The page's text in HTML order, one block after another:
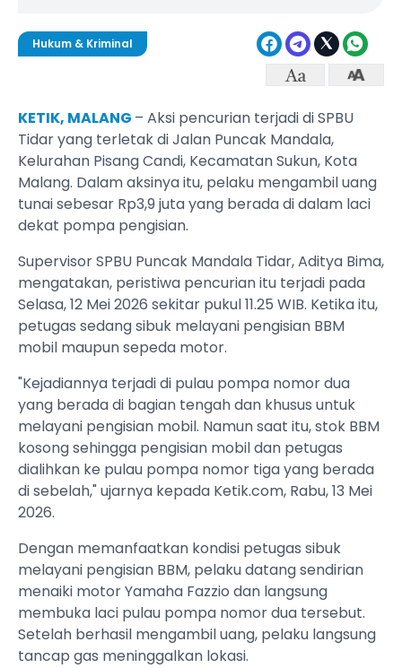
Hukum & Kriminal
KETIK, MALANG – Aksi pencurian terjadi di SPBU
Tidar yang terletak di Jalan Puncak Mandala,
Kelurahan Pisang Candi, Kecamatan Sukun, Kota
Malang. Dalam aksinya itu, pelaku mengambil uang
tunai sebesar Rp3,9 juta yang berada di dalam laci
dekat pompa pengisian.
Supervisor SPBU Puncak Mandala Tidar, Aditya Bima,
mengatakan, peristiwa pencurian itu terjadi pada
Selasa, 12 Mei 2026 sekitar pukul 11.25 WIB. Ketika itu,
petugas sedang sibuk melayani pengisian BBM
mobil maupun sepeda motor.
"Kejadiannya terjadi di pulau pompa nomor dua
yang berada di bagian tengah dan khusus untuk
melayani pengisian mobil. Namun saat itu, stok BBM
kosong sehingga pengisian mobil dan petugas
dialihkan ke pulau pompa nomor tiga yang berada
di sebelah," ujarnya kepada Ketik.com, Rabu, 13 Mei
2026.
Dengan memanfaatkan kondisi petugas sibuk
melayani pengisian BBM, pelaku datang sendirian
menaiki motor Yamaha Fazzio dan langsung
membuka laci pulau pompa nomor dua tersebut.
Setelah berhasil mengambil uang, pelaku langsung
tancap gas meninggalkan lokasi.